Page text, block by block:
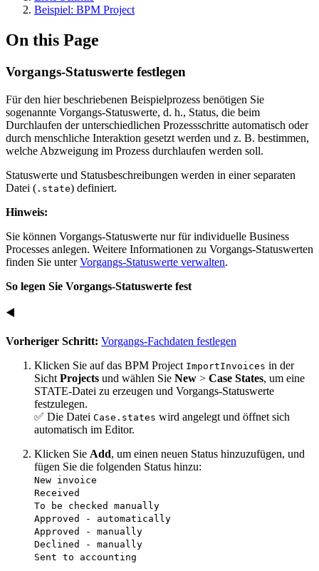
Beispiel: BPM Project
On this Page
Vorgangs-Statuswerte festlegen
Für den hier beschriebenen Beispielprozess benötigen Sie
sogenannte Vorgangs-Statuswerte, d. h., Status, die beim
Durchlaufen der unterschiedlichen Prozessschritte automatisch oder
durch menschliche Interaktion gesetzt werden und z. B. bestimmen,
welche Abzweigung im Prozess durchlaufen werden soll.
Statuswerte und Statusbeschreibungen werden in einer separaten
Datei ( .state) definiert.
Hinweis:
Sie können Vorgangs-Statuswerte nur für individuelle Business
Processes anlegen. Weitere Informationen zu Vorgangs-Statuswerten
finden Sie unterVorgangs-Statuswerte verwalten.
So legen Sie Vorgangs-Statuswerte fest
◀️
Vorheriger Schritt: Vorgangs-Fachdaten festlegen
Klicken Sie auf das BPM Project ImportInvoices in der
Sicht Projects und wählen Sie New > Case States, um eine
STATE-Datei zu erzeugen und Vorgangs-Statuswerte
festzulegen.
✅ Die Datei Case.states wird angelegt und öffnet sich
automatisch im Editor.
Klicken Sie Add, um einen neuen Status hinzuzufügen, und
fügen Sie die folgenden Status hinzu:
New invoice
Received
To be checked manually
Approved - automatically
Approved - manually
Declined - manually
Sent to accounting